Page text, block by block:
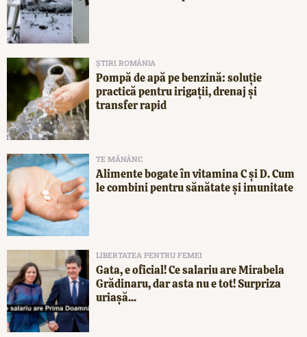
ȘTIRI ROMÂNIA
Pompă de apă pe benzină: soluție
practică pentru irigații, drenaj și
transfer rapid
TE MĂNÂNC
Alimente bogate în vitamina C și D. Cum
le combini pentru sănătate și imunitate
LIBERTATEA PENTRU FEMEI
Gata, e oficial! Ce salariu are Mirabela
Grădinaru, dar asta nu e tot! Surpriza
uriașă...